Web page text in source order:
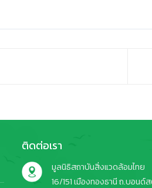
ติดต่อเรา
มูลนิธิสถาบันสิ่งแวดล้อมไทย
16/151 เมืองทองธานี ถ.บอนด์